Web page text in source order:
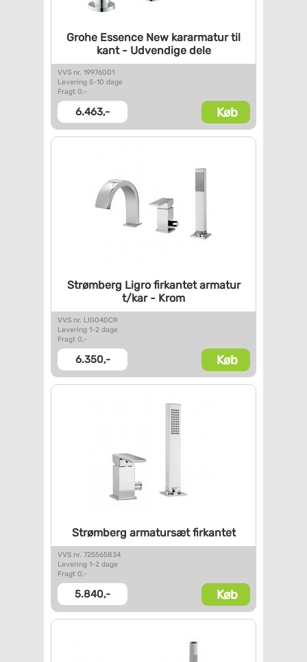
Grohe Essence New kararmaturtil
kant - Udvendige dele
VVS nr. 19976001
Levering 5-10 dage
Fragt 0,-
6.463,- Køb
Strømberg Ligro firkantetarmatur
t/kar - Krom
VVS nr. LIG040CR
Levering 1-2 dage
Fragt 0,-
6.350,- Køb
Strømberg armatursæt firkantet
VVS nr. 725565834
Levering 1-2 dage
Fragt 0,-
5.840,- Køb